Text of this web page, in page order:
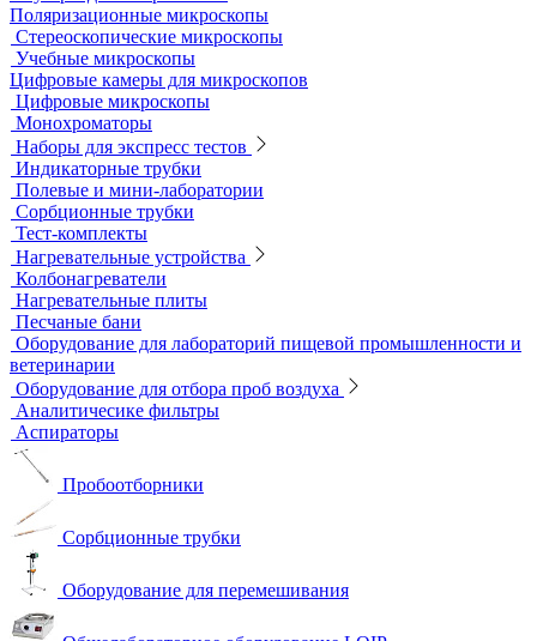
Колбы
Мерная посуда
Посуда общего назначения
Центрифужные пробирки
Микроскопы
Инвертируемые микроскопы
Комплектующие к микроскопам
Лабораторные микроскопы
Люминесцентные микроскопы
Металлографические микроскопы
Объективы для микроскопов
Окуляры для микроскопов
Поляризационные микроскопы
Стереоскопические микроскопы
Учебные микроскопы
Цифровые камеры для микроскопов
Цифровые микроскопы
Монохроматоры
Наборы для экспресс тестов
Индикаторные трубки
Полевые и мини-лаборатории
Сорбционные трубки
Тест-комплекты
Нагревательные устройства
Колбонагреватели
Нагревательные плиты
Песчаные бани
Оборудование для лабораторий пищевой промышленности и
ветеринарии